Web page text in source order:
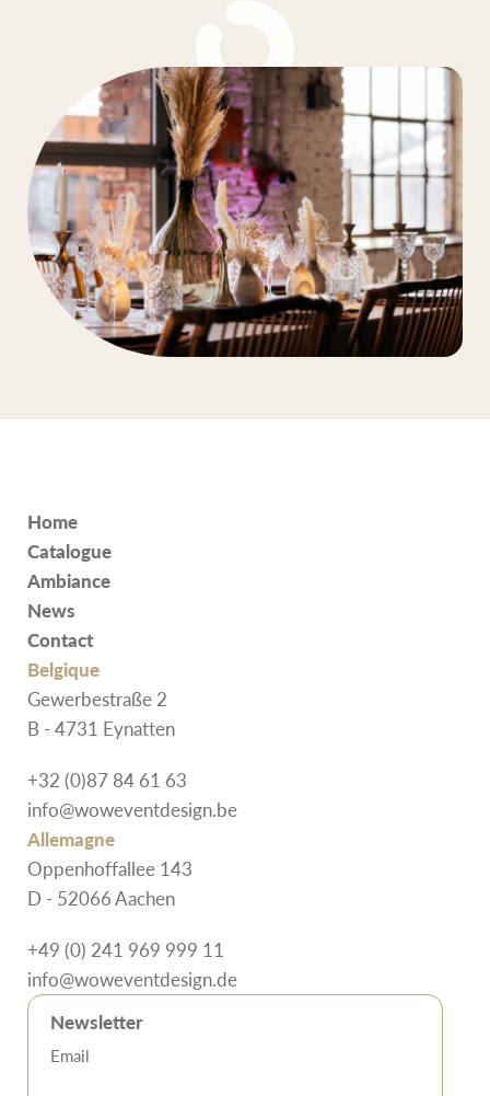
Home
Catalogue
Ambiance
News
Contact
Belgique
Gewerbestraße 2
B - 4731 Eynatten
+32 (0)87 84 61 63
info@woweventdesign.be
Allemagne
Oppenhoffallee 143
D - 52066 Aachen
+49 (0) 241 969 999 11
info@woweventdesign.de
Newsletter
Email